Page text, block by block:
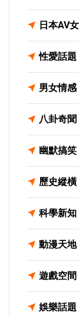
日本AV
性愛話題
男女情感
八卦奇聞
幽默搞笑
歷史縱橫
科學新知
動漫天地
遊戲空間
娛樂話題